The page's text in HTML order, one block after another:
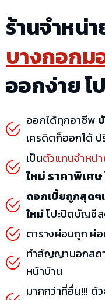
ร้านจำหน่
บางกอกม
ออกง่าย
ออกได้ทุกอาชีพ
เครดิตก็ออกได้
เป็นตัวแทนจำหน่
ใหม่ ราคาพิเศษ
ดอกเบี้ยถูกสุดๆ
ใหม่โปะปิดบัญชี
ตารางผ่อนถูก ผ่
ทำสัญญานอกสถา
หน้าบ้าน
มากกว่าที่อื่น!!! ด้